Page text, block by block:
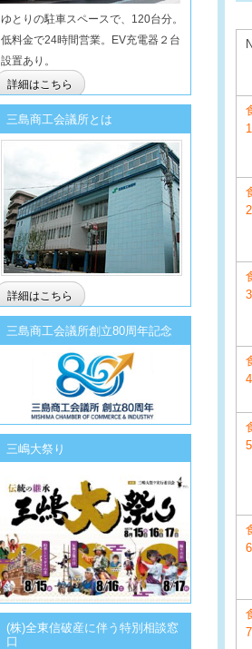
1
2
3
4
5
6
7
ゆとりの駐車スペースで、120台分。
低料金で24時間営業。EV充電器２台
設置あり。
詳細はこちら
三島商工会議所とは
詳細はこちら
三島商工会議所創立80周年記念
三嶋大祭り
(株)全東信破産に伴う特別相談窓
口